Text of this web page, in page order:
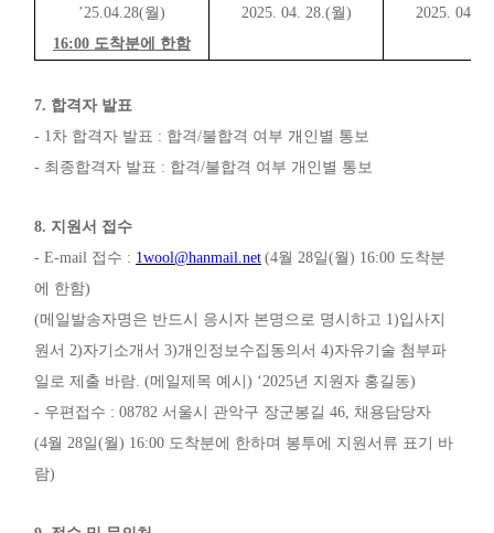
’25.04.28(월)
16:00 도착분에 한함
2025. 04. 28.(월) 2025. 04.
7. 합격자 발표
- 1차 합격자 발표 : 합격/불합격 여부 개인별 통보
- 최종합격자 발표 : 합격/불합격 여부 개인별 통보
8. 지원서 접수
- E-mail 접수 : 1wool@hanmail.net (4월 28일(월) 16:00 도착분
에 한함)
(메일발송자명은 반드시 응시자 본명으로 명시하고 1)입사지
원서 2)자기소개서 3)개인정보수집동의서 4)자유기술 첨부파
일로 제출 바람. (메일제목 예시 ) ‘2025년 지원자 홍길동)
- 우편접수 : 08782 서울시 관악구 장군봉길 46, 채용담당자
(4월 28일(월) 16:00 도착분에 한하며 봉투에 지원서류 표기 바
람)